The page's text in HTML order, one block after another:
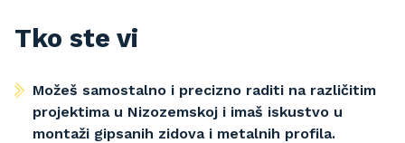
Tko ste vi
Možeš samostalno i precizno raditi na različitim
projektima u Nizozemskoj i imaš iskustvo u
montaži gipsanih zidova i metalnih profila.